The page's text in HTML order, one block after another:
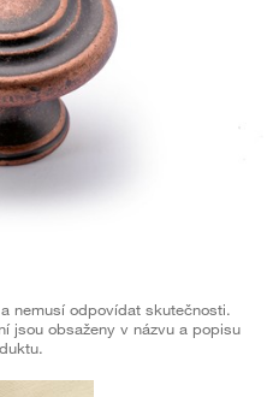
nemusí odpovídat skutečnosti.
jsou obsaženy v názvu a popisu